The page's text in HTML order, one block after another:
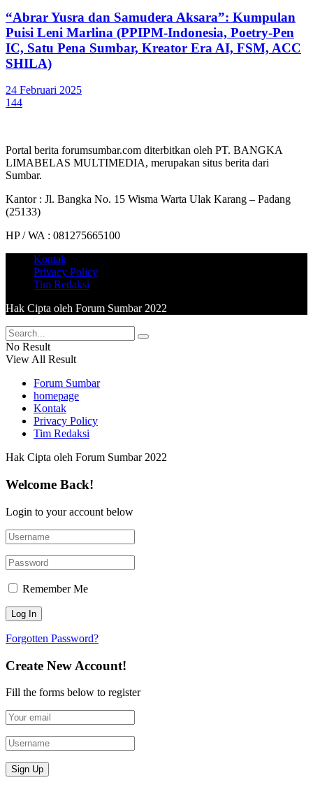
“Abrar Yusra dan Samudera Aksara”: Kumpulan
Puisi Leni Marlina (PPIPM-Indonesia, Poetry-Pen
IC, Satu Pena Sumbar, Kreator Era AI, FSM, ACC
SHILA)
24 Februari 2025
144
Portal berita forumsumbar.com diterbitkan oleh PT. BANGKA
LIMABELAS MULTIMEDIA, merupakan situs berita dari
Sumbar.
Kantor : Jl. Bangka No. 15 Wisma Warta Ulak Karang – Padang
(25133)
HP / WA : 081275665100
Kontak
Privacy Policy
Tim Redaksi
Hak Cipta oleh Forum Sumbar 2022
No Result
View All Result
Forum Sumbar
homepage
Kontak
Privacy Policy
Tim Redaksi
Hak Cipta oleh Forum Sumbar 2022
Welcome Back!
Login to your account below
Remember Me
Forgotten Password?
Create New Account!
Fill the forms below to register